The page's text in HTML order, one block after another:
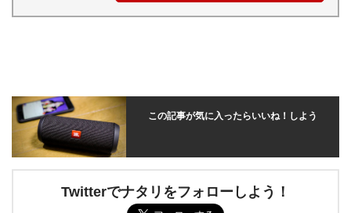
この記事が気に入ったらいいね！しよう
Twitterでナタリをフォローしよう！